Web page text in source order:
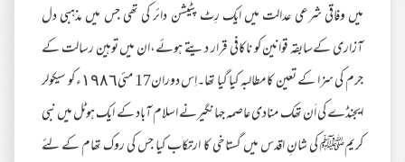
میں وفاقی شرعی عدالت میں ایک رِٹ پٹیشن دائر کی تھی جس میں مذہبی دل
آزاری کےسابقہ قوانین کو ناکافی قرار دیتے ہوئے،ان میں توہین رسالت کے
جرم کی سزا کے تعین کا مطالبہ کیا گیا تھا۔اِس دوران17 مئی١٩٨٦ء کو سیکولر
ایجنڈے کی اَن تھک منادی عاصمہ جہانگیرنے اسلام آباد کے ایک ہوٹل میں نبی
کریمﷺ کی شانِ اقدس میں گستاخی کا ارتکاب کیا جس کی روک تھام کے لئے